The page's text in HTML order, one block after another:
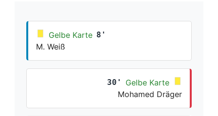
Gelbe Karte 8'
M. Weiß
30'
Gelbe Karte
Mohamed Dräger